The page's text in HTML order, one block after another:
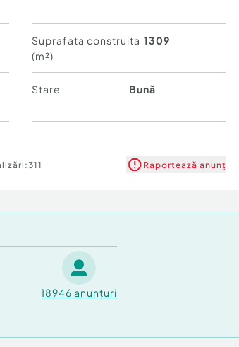
Suprafata construita
(m²)
1309
Stare Bună
311 Raportează anunț
18946 anunțuri